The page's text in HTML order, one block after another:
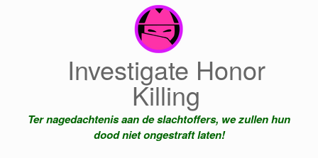
Investigate Honor
Killing
Ter nagedachtenis aan de slachtoffers, we zullen hun
dood niet ongestraft laten!